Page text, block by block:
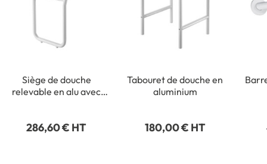
Siège de douche
relevable en alu avec
286,60 € HT
Tabouret de douche en
aluminium
180,00 € HT